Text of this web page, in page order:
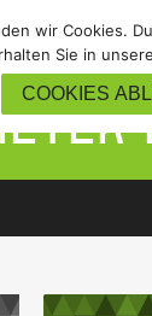
/wir Cookies.
Sie in
COOKIES